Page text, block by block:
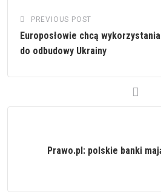
PREVIOUS POST
Europosłowie chcą
do odbudowy Ukrainy
Prawo.pl: polskie banki